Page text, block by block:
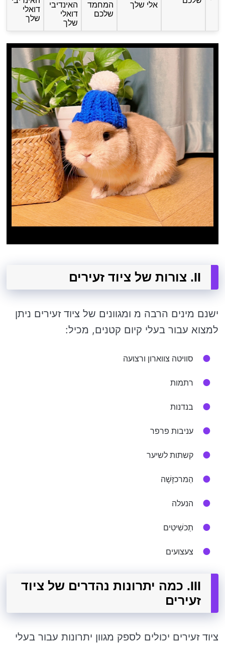
אלי שלך
המחמד
שלכם
האינדיבי
דואלי
שלך
דואלי
שלך
II. צורות של ציוד זעירים
ישנם מינים הרבה מ ומגוונים של ציוד זעירים ניתן
למצוא עבור בעלי קיום קטנים, מכיל:
סוויטה צווארון ורצועה
רתמות
בנדנות
עניבות פרפר
קשתות לשיער
הַמרכזָּשָׁה
הנעלה
תַכשִׁיטִים
צעצועים
III. כמה יתרונות נהדרים של ציוד
זעירים
ציוד זעירים יכולים לספק מגוון יתרונות עבור בעלי